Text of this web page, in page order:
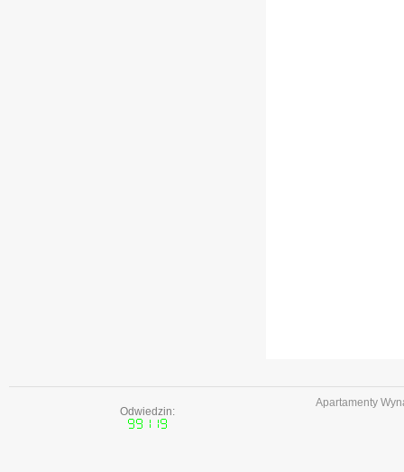
Odwiedzin:
Apartamenty